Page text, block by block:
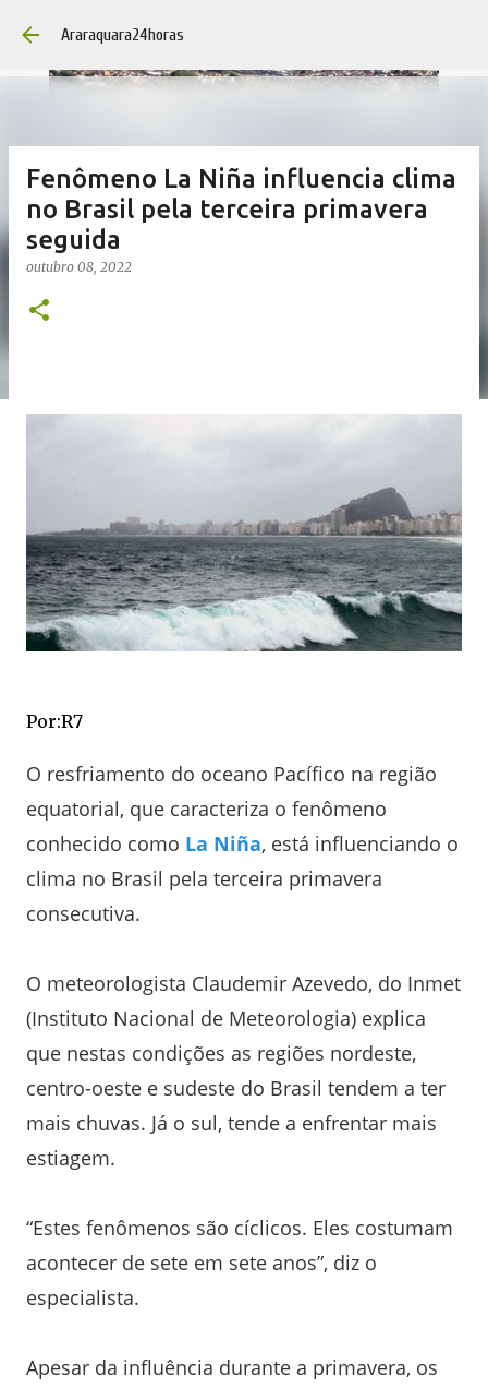
Araraquara24horas
Fenômeno La Niña influencia clima
no Brasil pela terceira primavera
seguida
outubro 08, 2022
Por:R7
O resfriamento do oceano Pacífico na região
equatorial, que caracteriza o fenômeno
conhecido como La Niña, está influenciando o
clima no Brasil pela terceira primavera
consecutiva.
O meteorologista Claudemir Azevedo, do Inmet
(Instituto Nacional de Meteorologia) explica
que nestas condições as regiões nordeste,
centro-oeste e sudeste do Brasil tendem a ter
mais chuvas. Já o sul, tende a enfrentar mais
estiagem.
“Estes fenômenos são cíclicos. Eles costumam
acontecer de sete em sete anos”, diz o
especialista.
Apesar da influência durante a primavera, os